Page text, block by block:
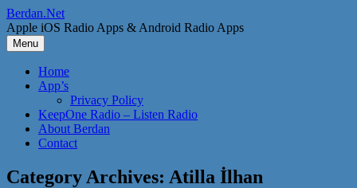
Skip
to
content
Berdan.Net
Apple iOS Radio Apps & Android Radio Apps
Menu
Home
App’s
Privacy Policy
KeepOne Radio – Listen Radio
About Berdan
Contact
Category Archives: Atilla İlhan